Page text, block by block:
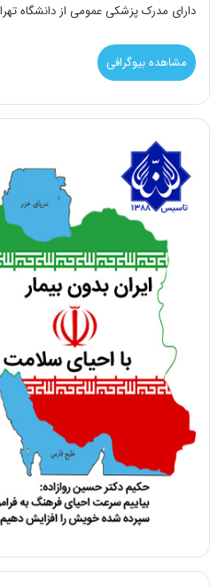
دارای مدرک پزشکی عمومی از دانشگاه تهران
مشاهده بیوگرافی